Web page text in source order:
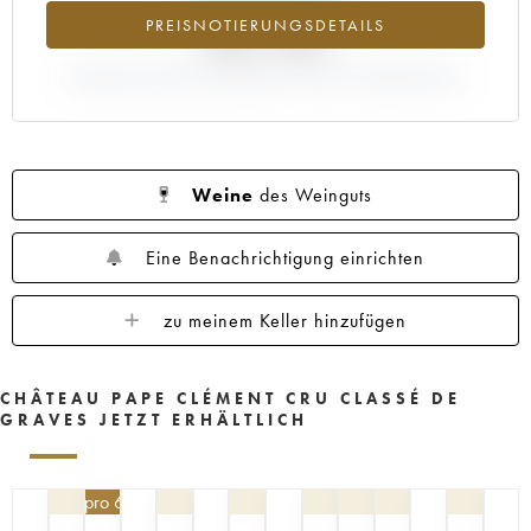
1956
1955 1953 1952
1950
1929
1924 ----
PREISNOTIERUNGSDETAILS
+681.58%
Weine des Weinguts
Eine Benachrichtigung einrichten
zu meinem Keller hinzufügen
CHÂTEAU PAPE CLÉMENT CRU CLASSÉ DE
GRAVES JETZT ERHÄLTLICH
pro 6 | -10%